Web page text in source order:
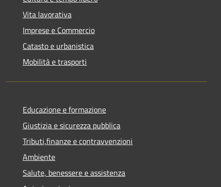
Vita lavorativa
Imprese e Commercio
Catasto e urbanistica
Mobilità e trasporti
Educazione e formazione
Giustizia e sicurezza pubblica
Tributi,finanze e contravvenzioni
Ambiente
Salute, benessere e assistenza